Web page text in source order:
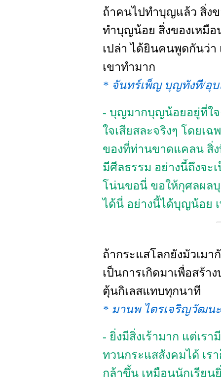
ถ้าคนไปทำบุญแล้ว สิ่ง
ทำบุญน้อย สิ่งของเหมื
เปล่า ได้ยินคนพูดกันว่
เขาทำมาก
* จันทร์เพ็ญ บุญทังที/อุ
- บุญมากบุญน้อยอยู่ที่ใจ
ใจเสียสละจริงๆ โดยเฉ
ของที่ท่านขาดแคลน สิ่
มีศีลธรรม อย่างนี้ถึงจะ
โน่นขอนี่ ขอให้กุศลผล
ได้นี่ อย่างนี้ได้บุญน้อย
ถ้ากระแสโลกยังมัวเม
เป็นการเกิดมาเพื่อสร้า
ตุ้นกิเลสแทบทุกนาที
* มานพ ไตรเจริญวัฒน
- ยิ่งมีสิ่งเร้ามาก แต่เร
ทวนกระแสสังคมได้ เร
กล้าขึ้น เหมือนนักเรียน